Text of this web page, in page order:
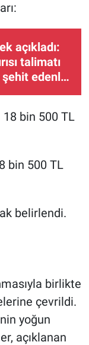
açıkladı:
talimatı
edenler
18 bin 500 TL
bin 500 TL
belirlendi.
birlikte
çevrildi.
yoğun
açıklanan